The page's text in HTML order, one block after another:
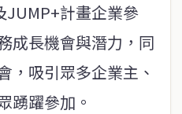
JUMP+計畫企業參
成長機會與潛力，同
，吸引眾多企業主、
踴躍參加。